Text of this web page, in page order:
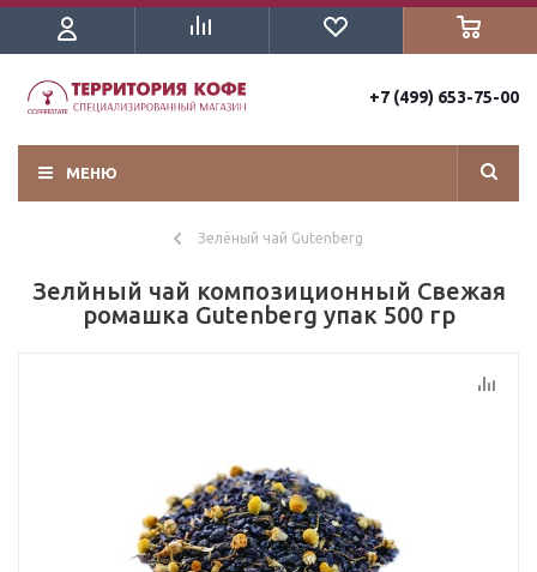
+7 (499) 653-75-00
МЕНЮ
Зелёный чай Gutenberg
Зелйный чай композиционный Свежая
ромашка Gutenberg упак 500 гр